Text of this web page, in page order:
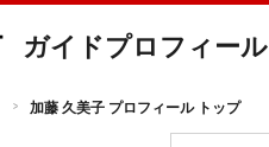
ガイドプロフィール
加藤 久美子 プロフィール トップ